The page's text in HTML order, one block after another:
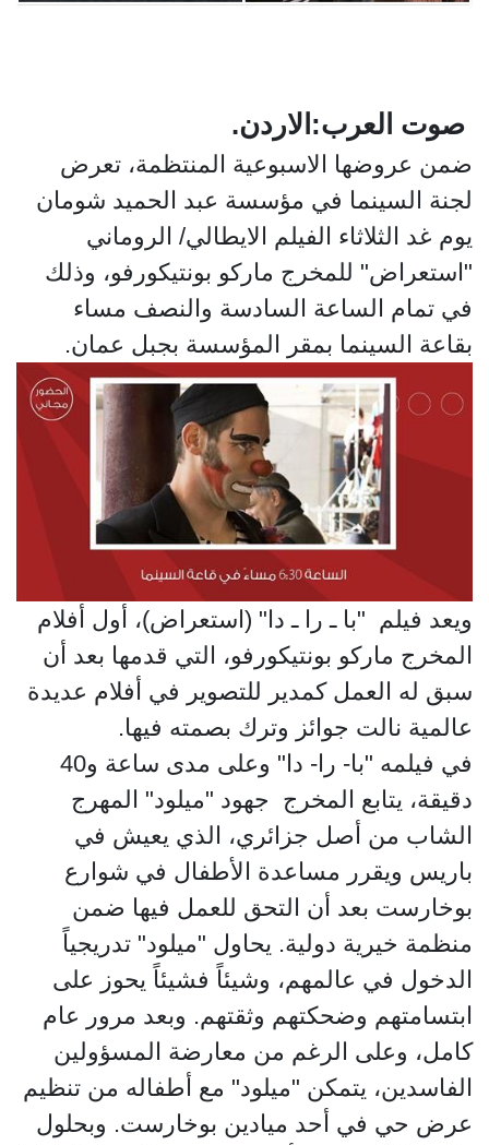
صوت العرب:الاردن.
ضمن عروضها الاسبوعية المنتظمة، تعرض
لجنة السينما في مؤسسة عبد الحميد شومان
يوم غد الثلاثاء الفيلم الايطالي/ الروماني
"استعراض" للمخرج ماركو بونتيكورفو، وذلك
في تمام الساعة السادسة والنصف مساء
بقاعة السينما بمقر المؤسسة بجبل عمان.
ويعد فيلم "با ـ را ـ دا" (استعراض)، أول أفلام
المخرج ماركو بونتيكورفو، التي قدمها بعد أن
سبق له العمل كمدير للتصوير في أفلام عديدة
عالمية نالت جوائز وترك بصمته فيها.
في فيلمه "با- را- دا" وعلى مدى ساعة و40
دقيقة، يتابع المخرج جهود "ميلود" المهرج
الشاب من أصل جزائري، الذي يعيش في
باريس ويقرر مساعدة الأطفال في شوارع
بوخارست بعد أن التحق للعمل فيها ضمن
منظمة خيرية دولية. يحاول "ميلود" تدريجياً
الدخول في عالمهم، وشيئاً فشيئاً يحوز على
ابتسامتهم وضحكتهم وثقتهم. وبعد مرور عام
كامل، وعلى الرغم من معارضة المسؤولين
الفاسدين، يتمكن "ميلود" مع أطفاله من تنظيم
عرض حي في أحد ميادين بوخارست. وبحلول